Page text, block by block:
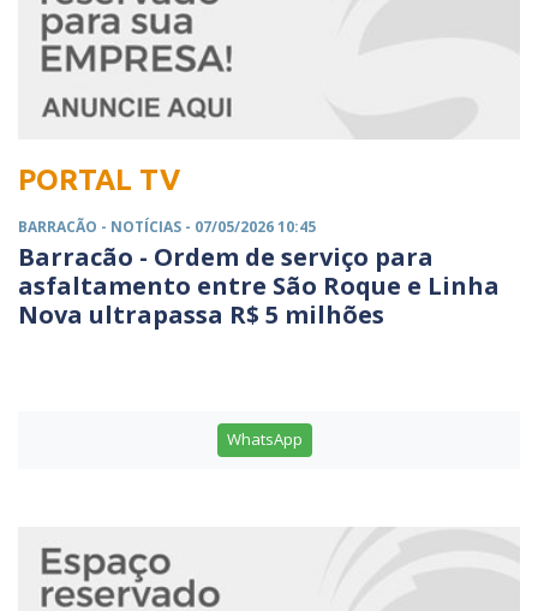
PORTAL TV
BARRACÃO - NOTÍCIAS - 07/05/2026 10:45
Barracão - Ordem de serviço para
asfaltamento entre São Roque e Linha
Nova ultrapassa R$ 5 milhões
WhatsApp